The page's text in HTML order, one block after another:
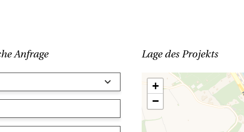
Lage des Projekts
+
−
Anfrage